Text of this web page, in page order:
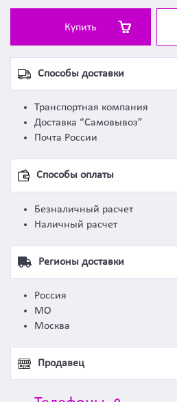
Купить
Способы доставки
Транспортная компания
Доставка “Самовывоз”
Почта России
Способы оплаты
Безналичный расчет
Наличный расчет
Регионы доставки
Россия
МО
Москва
Продавец